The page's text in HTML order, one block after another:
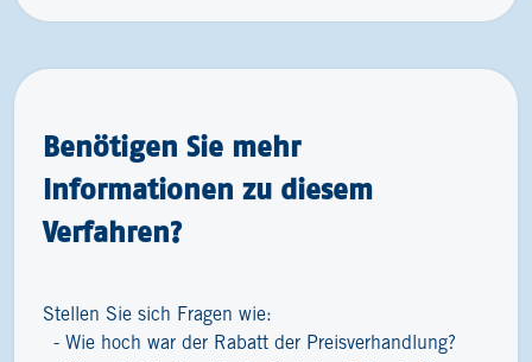
Benötigen Sie mehr
Informationen zu diesem
Verfahren?
Stellen Sie sich Fragen wie:
Wie hoch war der Rabatt der Preisverhandlung?